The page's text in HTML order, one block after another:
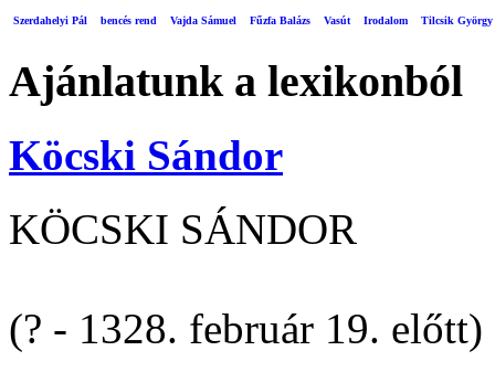
Szerdahelyi Pál bencés rend Vajda Sámuel Fűzfa Balázs Vasút Irodalom Tilcsik György
Ajánlatunk a lexikonból
Köcski Sándor
KÖCSKI SÁNDOR
(? - 1328. február 19. előtt)